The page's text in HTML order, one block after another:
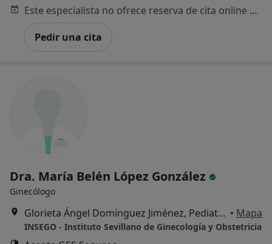
Este especialista no ofrece reserva de cita online en esta dirección.
Pedir una cita
Dra. María Belén López González
Ginecólogo
Glorieta Ángel Domínguez Jiménez, Pediatra, 2 – Castilleja de la Cuesta, Castilleja de la Cuesta • Mapa
INSEGO - Instituto Sevillano de Ginecología y Obstetricia